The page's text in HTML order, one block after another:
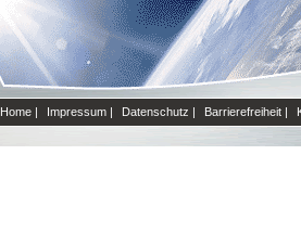
Home | Impressum | Datenschutz | Barrierefreiheit |